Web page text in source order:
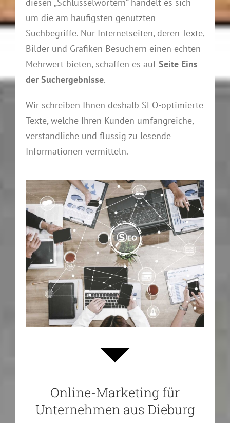
diesen „Schlüsselwörtern“ handelt es sich
um die am häufigsten genutzten
Suchbegriffe. Nur Internetseiten, deren Texte,
Bilder und Grafiken Besuchern einen echten
Mehrwert bieten, schaffen es auf Seite Eins
der Suchergebnisse.
Wir schreiben Ihnen deshalb SEO-optimierte
Texte, welche Ihren Kunden umfangreiche,
verständliche und flüssig zu lesende
Informationen vermitteln.
Online-Marketing für
Unternehmen aus Dieburg